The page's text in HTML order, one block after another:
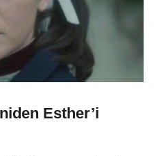
Esther’i